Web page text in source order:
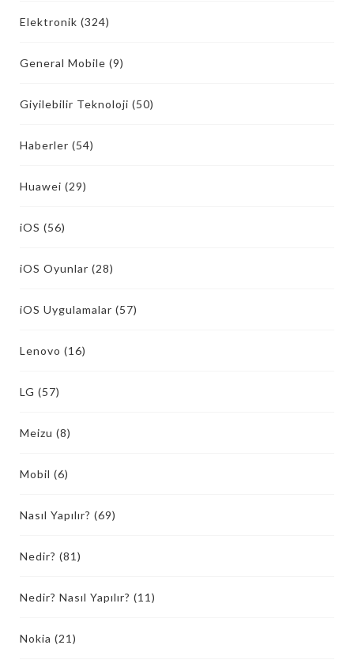
Elektronik (324)
General Mobile (9)
Giyilebilir Teknoloji (50)
Haberler (54)
Huawei (29)
iOS (56)
iOS Oyunlar (28)
iOS Uygulamalar (57)
Lenovo (16)
LG (57)
Meizu (8)
Mobil (6)
Nasıl Yapılır? (69)
Nedir? (81)
Nedir? Nasıl Yapılır? (11)
Nokia (21)